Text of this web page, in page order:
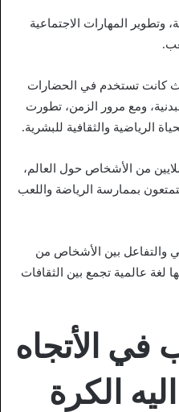
وتطوير المهارات الاجتماعية
كانت تستخدم في الحضارات
ومع مرور الزمن، تطورت
الرياضية والثقافية للبشرية.
من الأشخاص حول العالم،
بممارسة الرياضة واللعب
والتفاعل بين الأشخاص من
لغة عالمية تجمع بين الثقافات
في الأتجاه
الكرة